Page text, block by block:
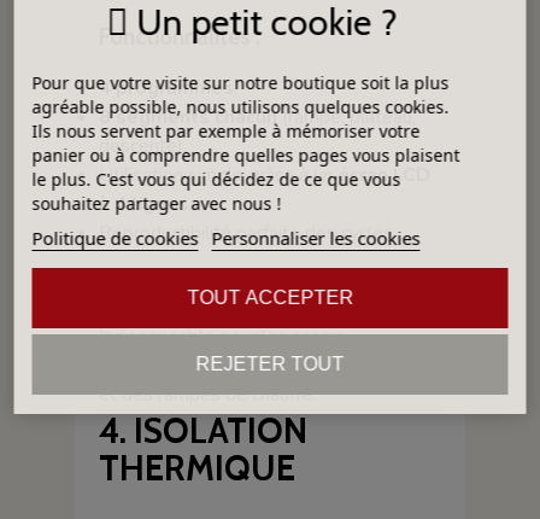
Fonctionnalités :
4 programmes,
8 segments chacun(rampe, plateau,
descente),
Utilisation simple grâce à unécran LCD
à 4 lignes,
Reproductibilité parfaite des cycles.
Précision de régulation : ±1°C
Indispensable pour les essais
nécessitant un contrôle strict des paliers
et des rampes de chauffe.
4. ISOLATION
THERMIQUE
Un petit cookie ?
Pour que votre visite sur notre boutique soit la plus
agréable possible, nous utilisons quelques cookies.
Ils nous servent par exemple à mémoriser votre
panier ou à comprendre quelles pages vous plaisent
le plus. C'est vous qui décidez de ce que vous
souhaitez partager avec nous !
Politique de cookies Personnaliser les cookies
REJETER TOUT
TOUT ACCEPTER